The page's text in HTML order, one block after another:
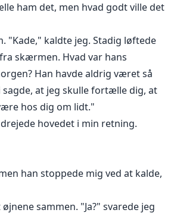
ham det, men hvad godt ville det
"Kade," kaldte jeg. Stadig løftede
skærmen. Hvad var hans
Han havde aldrig været så
sagde, at jeg skulle fortælle dig, at
hos dig om lidt."
hovedet i min retning.
han stoppede mig ved at kalde,
sammen. "Ja?" svarede jeg